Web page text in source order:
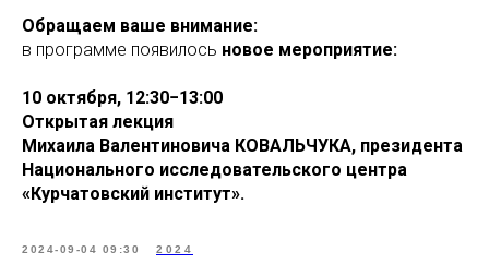
Обращаем ваше внимание:
в программе появилось новое мероприятие:
10 октября, 12:30−13:00
Открытая лекция
Михаила Валентиновича КОВАЛЬЧУКА, президента
Национального исследовательского центра
«Курчатовский институт».
2024-09-04 09:30 2024